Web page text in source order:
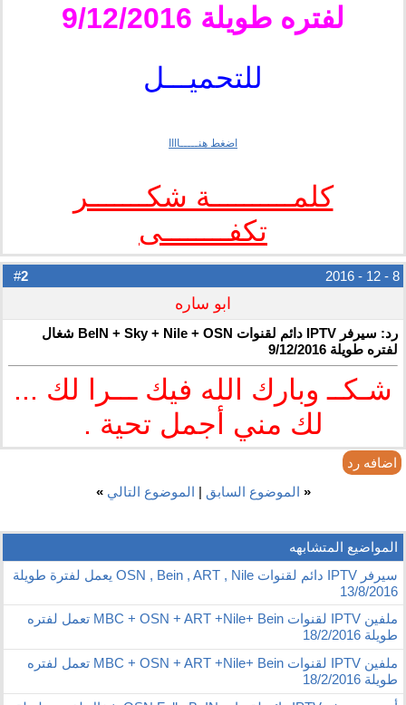
لفتره طويلة 9/12/2016
للتحميـــل
اضغط هنـــــاااا
كلمــــــــــة شكـــــــر
تكفــــــــى
2 8 - 12 - 2016
ابو ساره
رد: سيرفر IPTV دائم لقنوات BeIN + Sky + Nile + OSN شغال
لفتره طويلة 9/12/2016
شـكــ وبارك الله فيك ـــرا لك ...
لك مني أجمل تحية .
اضافه رد
« الموضوع السابق | الموضوع التالي »
المواضيع المتشابهه
سيرفر IPTV دائم لقنوات OSN , Bein , ART , Nile يعمل لفترة طويلة
13/8/2016
ملفين IPTV لقنوات MBC + OSN + ART +Nile+ Bein تعمل لفتره
طويلة 18/2/2016
ملفين IPTV لقنوات MBC + OSN + ART +Nile+ Bein تعمل لفتره
طويلة 18/2/2016